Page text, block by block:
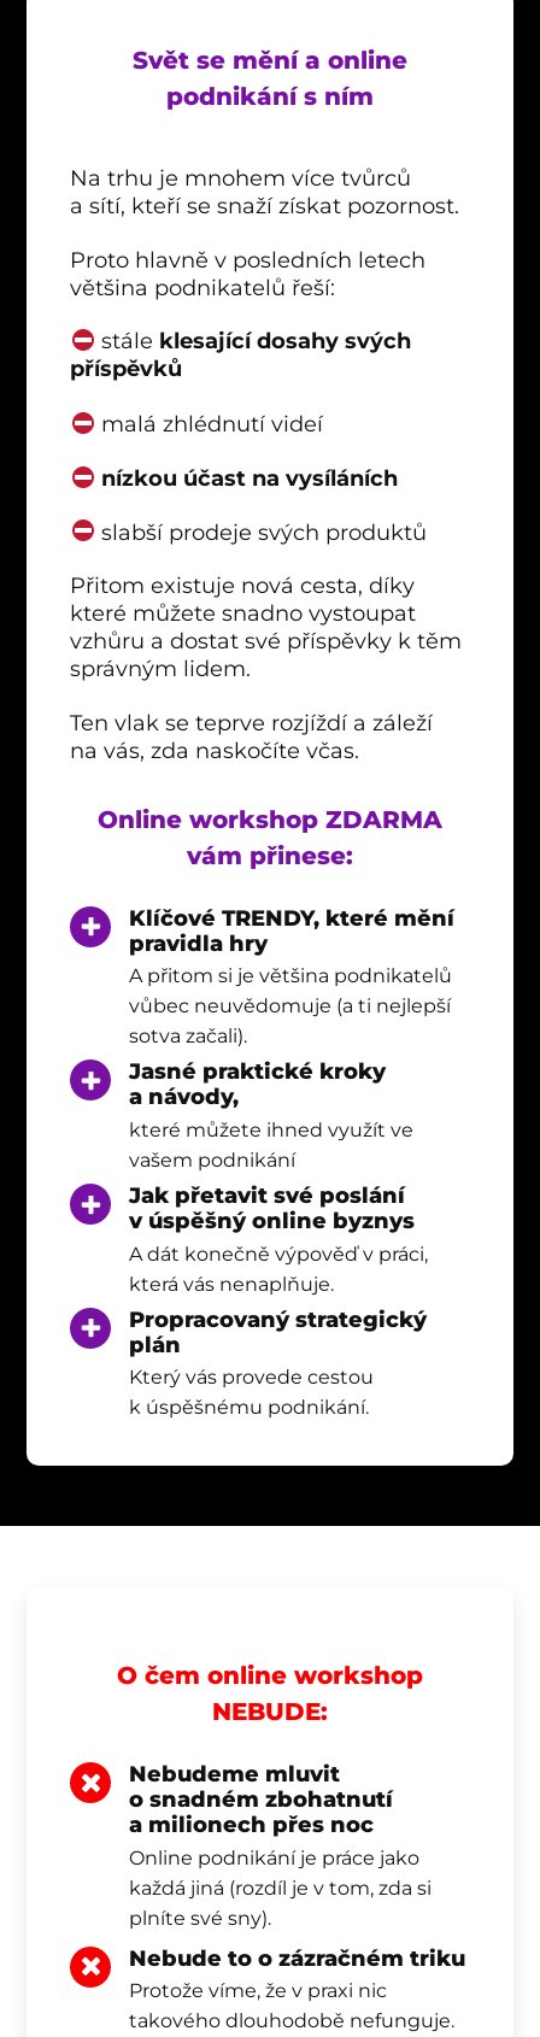
Svět se mění a online
podnikání s ním
Na trhu je mnohem více tvůrců
a sítí, kteří se snaží získat pozornost.
Proto hlavně v posledních letech
většina podnikatelů řeší:
stále klesající dosahy svých
příspěvků
malá zhlédnutí videí
nízkou účast na vysíláních
slabší prodeje svých produktů
Přitom existuje nová cesta, díky
které můžete snadno vystoupat
vzhůru a dostat své příspěvky k těm
správným lidem.
Ten vlak se teprve rozjíždí a záleží
na vás, zda naskočíte včas.
Online workshop ZDARMA
vám přinese:
Klíčové TRENDY, které mění
pravidla hry
A přitom si je většina podnikatelů
vůbec neuvědomuje (a ti nejlepší
sotva začali).
Jasné praktické kroky
a návody,
které můžete ihned využít ve
vašem podnikání
Jak přetavit své poslání
v úspěšný online byznys
A dát konečně výpověď v práci,
která vás nenaplňuje.
Propracovaný strategický
plán
Který vás provede cestou
k úspěšnému podnikání.
O čem online workshop
NEBUDE:
Nebudeme mluvit
o snadném zbohatnutí
a milionech přes noc
Online podnikání je práce jako
každá jiná (rozdíl je v tom, zda si
plníte své sny).
Nebude to o zázračném triku
Protože víme, že v praxi nic
takového dlouhodobě nefunguje.